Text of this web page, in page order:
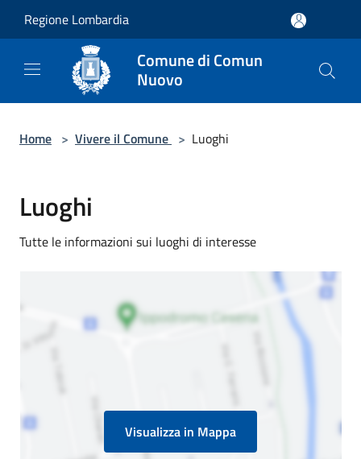
Regione Lombardia
Comune di Comun
Nuovo
Home > Vivere il Comune > Luoghi
Luoghi
Tutte le informazioni sui luoghi di interesse
Visualizza in Mappa